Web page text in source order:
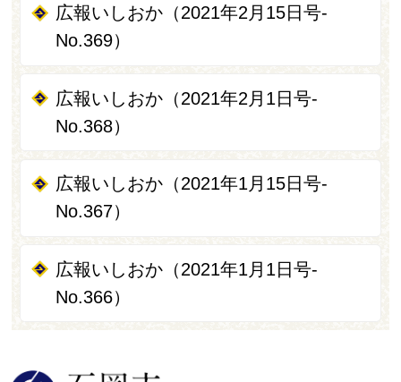
広報いしおか（2021年2月15日号-
No.369）
広報いしおか（2021年2月1日号-
No.368）
広報いしおか（2021年1月15日号-
No.367）
広報いしおか（2021年1月1日号-
No.366）